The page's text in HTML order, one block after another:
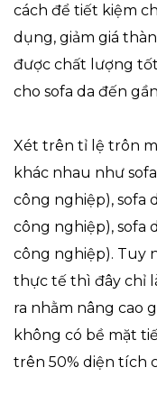
cách để tiết kiệm
dụng, giảm giá
được chất lượng
cho sofa da đến
Xét trên tỉ lệ trôn
khác nhau như
công nghiệp), sofa
công nghiệp), sofa
công nghiệp). Tuy
thực tế thì đây chỉ
ra nhằm nâng cao
không có bề mặt
trên 50% diện tích